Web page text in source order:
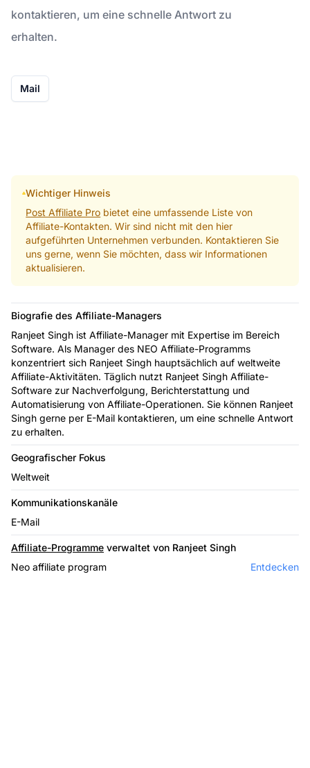
kontaktieren, um eine schnelle Antwort zu
erhalten.
Mail
Wichtiger Hinweis
Post Affiliate Pro bietet eine umfassende Liste von
Affiliate-Kontakten. Wir sind nicht mit den hier
aufgeführten Unternehmen verbunden. Kontaktieren Sie
uns gerne, wenn Sie möchten, dass wir Informationen
aktualisieren.
Biografie des Affiliate-Managers
Ranjeet Singh ist Affiliate-Manager mit Expertise im Bereich
Software. Als Manager des NEO Affiliate-Programms
konzentriert sich Ranjeet Singh hauptsächlich auf weltweite
Affiliate-Aktivitäten. Täglich nutzt Ranjeet Singh Affiliate-
Software zur Nachverfolgung, Berichterstattung und
Automatisierung von Affiliate-Operationen. Sie können Ranjeet
Singh gerne per E-Mail kontaktieren, um eine schnelle Antwort
zu erhalten.
Geografischer Fokus
Weltweit
Kommunikationskanäle
E-Mail
Affiliate-Programme verwaltet von Ranjeet Singh
Neo affiliate program
Entdecken